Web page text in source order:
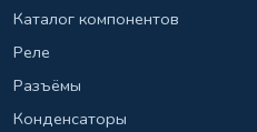
Каталог компонентов
Реле
Разъёмы
Конденсаторы